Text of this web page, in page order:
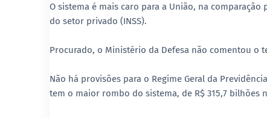
O sistema é mais caro para a União, na
do setor privado (INSS).
Procurado, o Ministério da Defesa não comentou o
Não há provisões para o Regime Geral da
tem o maior rombo do sistema, de R$ 315,7 bilhões